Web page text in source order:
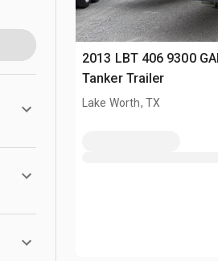
2013 LBT 406 9300
Tanker Trailer
Lake Worth, TX